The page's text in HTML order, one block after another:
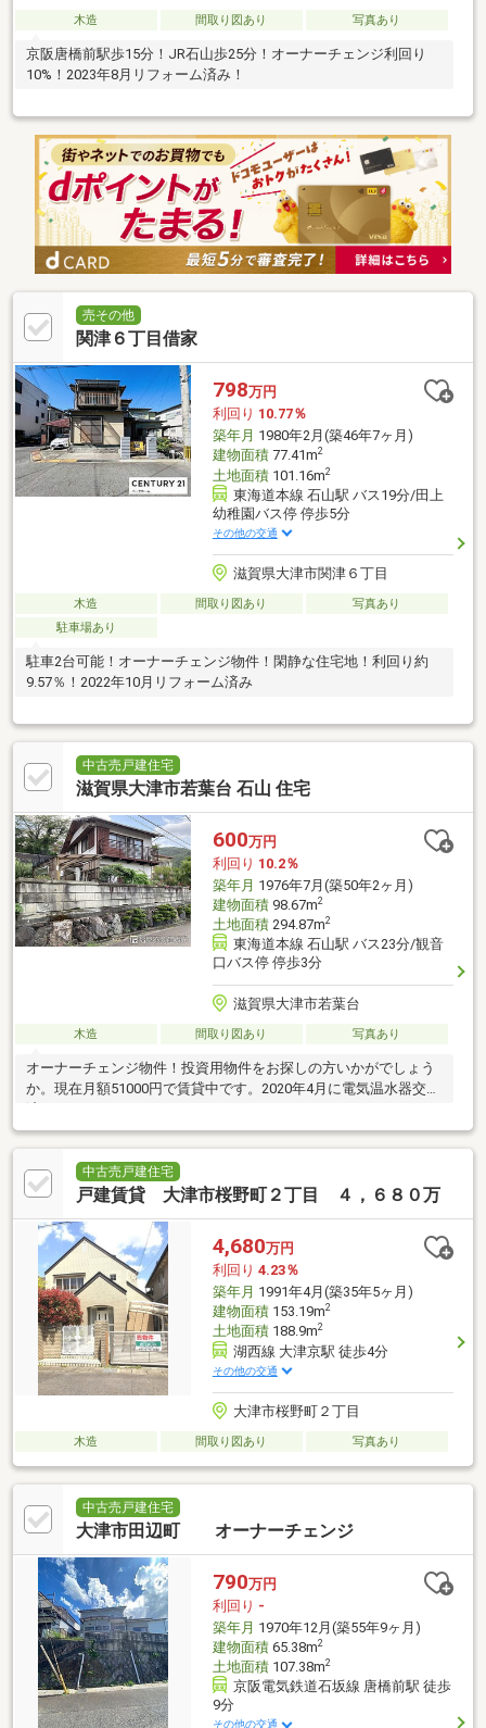
木造 間取り図あり 写真あり
京阪唐橋前駅歩15分！JR石山歩25分！オーナーチェンジ利回り
10%！2023年8月リフォーム済み！
売その他
関津６丁目借家
798万円
利回り 10.77％
築年月 1980年2月(築46年7ヶ月)
建物面積77.41m2
土地面積101.16m2
東海道本線 石山駅 バス19分/田上
幼稚園バス停 停歩5分
その他の交通
滋賀県大津市関津６丁目
木造 間取り図あり
写真あり
駐車場あり
駐車2台可能！オーナーチェンジ物件！閑静な住宅地！利回り約
9.57％！2022年10月リフォーム済み
中古売戸建住宅
滋賀県大津市若葉台 石山 住宅
600万円
利回り 10.2％
築年月 1976年7月(築50年2ヶ月)
建物面積98.67m2
土地面積294.87m2
東海道本線 石山駅 バス23分/観音
口バス停 停歩3分
滋賀県大津市若葉台
木造 間取り図あり 写真あり
オーナーチェンジ物件！投資用物件をお探しの方いかがでしょう
か。現在月額51000円で賃貸中です。2020年4月に電気温水器交換
中古売戸建住宅
戸建賃貸 大津市桜野町２丁目 ４，６８０万
4,680万円
利回り 4.23％
築年月 1991年4月(築35年5ヶ月)
建物面積153.19m2
土地面積188.9m2
湖西線 大津京駅 徒歩4分
その他の交通
大津市桜野町２丁目
木造 間取り図あり 写真あり
中古売戸建住宅
大津市田辺町 オーナーチェンジ
790万円
利回り -
築年月 1970年12月(築55年9ヶ月)
建物面積65.38m2
土地面積107.38m2
京阪電気鉄道石坂線 唐橋前駅 徒歩
9分
その他の交通